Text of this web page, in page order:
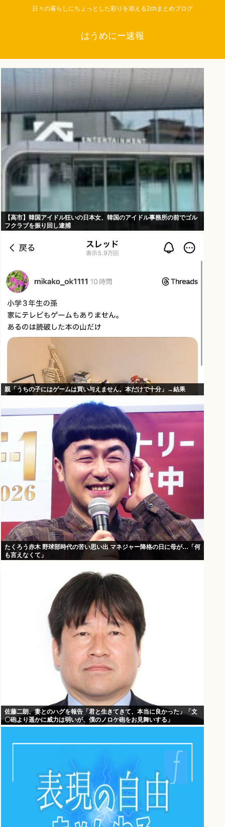
日々の暮らしにちょっとした彩りを添える2chまとめブログ
はうめにー速報
【高市】韓国アイドル狂いの日本女、韓国のアイドル事務所の前でゴル
フクラブを振り回し逮捕
親「うちの子にはゲームは買い与えません。本だけで十分」→結果
たくろう赤木 野球部時代の苦い思い出 マネジャー降格の日に母が…「何
も言えなくて」
佐藤二朗、妻とのハグを報告「君と生きてきて、本当に良かった」「文
〇砲より遥かに威力は弱いが、僕のノロケ砲をお見舞いする」